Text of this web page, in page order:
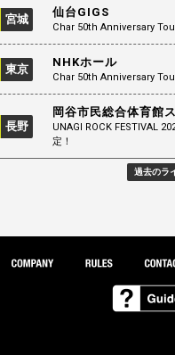
宮城 仙台GIGS
Char 50th Anniversary
東京 NHKホール
Char 50th Anniversary
長野
岡谷市民総合体育館
UNAGI ROCK FESTIVAL
定！
過去のラ